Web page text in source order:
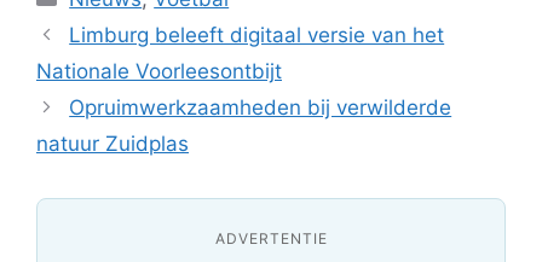
Limburg beleeft digitaal versie van het
Nationale Voorleesontbijt
Opruimwerkzaamheden bij verwilderde
natuur Zuidplas
ADVERTENTIE